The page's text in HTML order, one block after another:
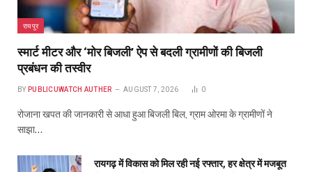
रायपुर
स्मार्ट मीटर और ‘मोर बिजली’ ऐप से बदली ग्रामीणों की बिजली
प्रबंधन की तस्वीर
BY PUBLICUWATCH AUTHER AUGUST 7, 2026 0
रोजाना खपत की जानकारी से आधा हुआ बिजली बिल, ग्राम ओरमा के ग्रामीणों ने
साझा…
रायगढ़ में विकास को मिल रही नई रफ्तार, हर क्षेत्र में मजबूत